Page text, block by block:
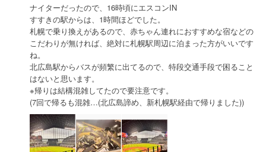
ナイターだったので、16時頃にエスコンIN
すすきの駅からは、1時間ほどでした。
札幌で乗り換えがあるので、赤ちゃん連れにおすすめな宿などの
こだわりが無ければ、絶対に札幌駅周辺に泊まった方がいいです
ね。
北広島駅からバスが頻繁に出てるので、特段交通手段で困ること
はないと思います。
※帰りは結構混雑してたので要注意です。
(7回で帰るも混雑…(北広島諦め、新札幌駅経由で帰りました))